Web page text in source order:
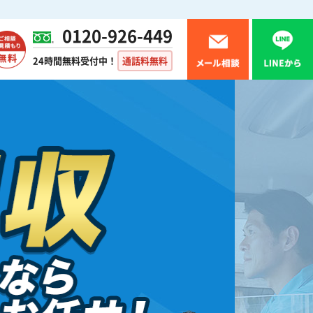
0120-926-449
24時間無料受付中！ 通話料無料